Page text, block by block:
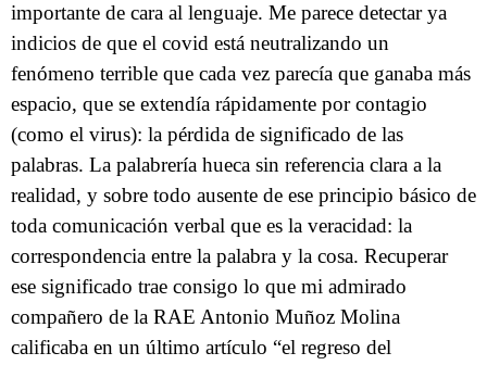
importante de cara al lenguaje. Me parece detectar ya
indicios de que el covid está neutralizando un
fenómeno terrible que cada vez parecía que ganaba más
espacio, que se extendía rápidamente por contagio
(como el virus): la pérdida de significado de las
palabras. La palabrería hueca sin referencia clara a la
realidad, y sobre todo ausente de ese principio básico de
toda comunicación verbal que es la veracidad: la
correspondencia entre la palabra y la cosa. Recuperar
ese significado trae consigo lo que mi admirado
compañero de la RAE Antonio Muñoz Molina
calificaba en un último artículo “el regreso del